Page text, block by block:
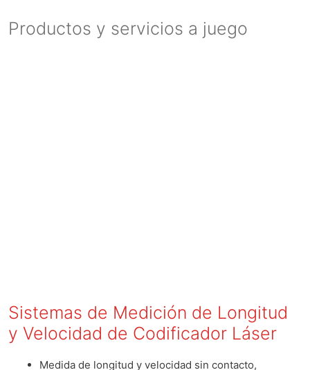
Productos y servicios a juego
Sistemas de Medición de Longitud
y Velocidad de Codificador Láser
Medida de longitud y velocidad sin contacto,